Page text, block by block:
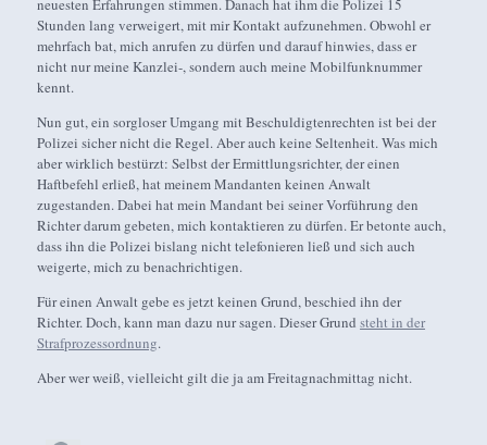
neuesten Erfahrungen stimmen. Danach hat ihm die Polizei 15
Stunden lang verweigert, mit mir Kontakt aufzunehmen. Obwohl er
mehrfach bat, mich anrufen zu dürfen und darauf hinwies, dass er
nicht nur meine Kanzlei-, sondern auch meine Mobilfunknummer
kennt.
Nun gut, ein sorgloser Umgang mit Beschuldigtenrechten ist bei der
Polizei sicher nicht die Regel. Aber auch keine Seltenheit. Was mich
aber wirklich bestürzt: Selbst der Ermittlungsrichter, der einen
Haftbefehl erließ, hat meinem Mandanten keinen Anwalt
zugestanden. Dabei hat mein Mandant bei seiner Vorführung den
Richter darum gebeten, mich kontaktieren zu dürfen. Er betonte auch,
dass ihn die Polizei bislang nicht telefonieren ließ und sich auch
weigerte, mich zu benachrichtigen.
Für einen Anwalt gebe es jetzt keinen Grund, beschied ihn der
Richter. Doch, kann man dazu nur sagen. Dieser Grundsteht in der
Strafprozessordnung.
Aber wer weiß, vielleicht gilt die ja am Freitagnachmittag nicht.